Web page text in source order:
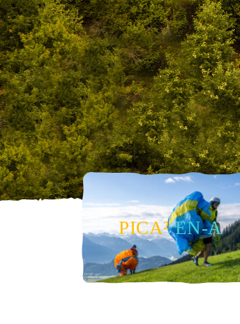
Parus²
Nikita XTC
Xenus
Aquila
Kiwi
PICA² EN-A